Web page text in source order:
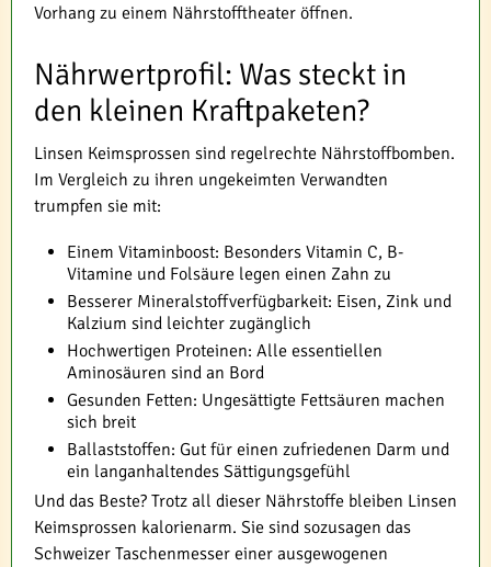
Vorhang zu einem Nährstofftheater öffnen.
Nährwertprofil: Was steckt in
den kleinen Kraftpaketen?
Linsen Keimsprossen sind regelrechte Nährstoffbomben.
Im Vergleich zu ihren ungekeimten Verwandten
trumpfen sie mit:
Einem Vitaminboost: Besonders Vitamin C, B-
Vitamine und Folsäure legen einen Zahn zu
Besserer Mineralstoffverfügbarkeit: Eisen, Zink und
Kalzium sind leichter zugänglich
Hochwertigen Proteinen: Alle essentiellen
Aminosäuren sind an Bord
Gesunden Fetten: Ungesättigte Fettsäuren machen
sich breit
Ballaststoffen: Gut für einen zufriedenen Darm und
ein langanhaltendes Sättigungsgefühl
Und das Beste? Trotz all dieser Nährstoffe bleiben Linsen
Keimsprossen kalorienarm. Sie sind sozusagen das
Schweizer Taschenmesser einer ausgewogenen